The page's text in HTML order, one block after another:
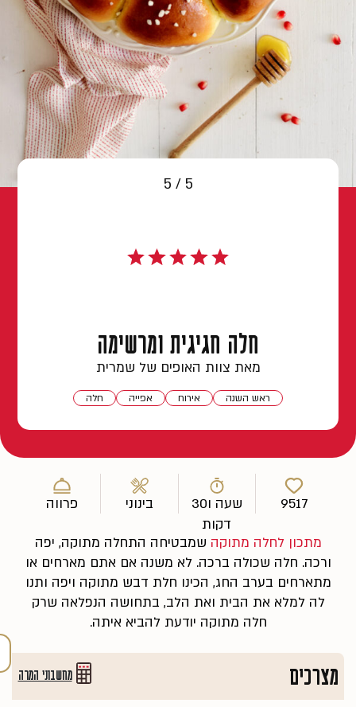
5 / 5
חלה חגיגית ומרשימה
מאת צוות האופים של שמרית
ראש השנה אירוח אפייה חלה
9517
שעה ו30
דקות
בינוני פרווה
מתכון לחלה מתוקה שמבטיחה התחלה מתוקה, יפה
ורכה. חלה שכולה ברכה. לא משנה אם אתם מארחים או
מתארחים בערב החג, הכינו חלת דבש מתוקה ויפה ותנו
לה למלא את הבית ואת הלב, בתחושה הנפלאה שרק
חלה מתוקה יודעת להביא איתה.
מצרכים מחשבוני המרה